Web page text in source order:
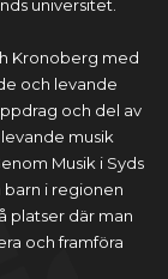
universitet.
Kronoberg med
och levande
och del av
musik
Musik i Syds
i regionen
platser där man
och framföra